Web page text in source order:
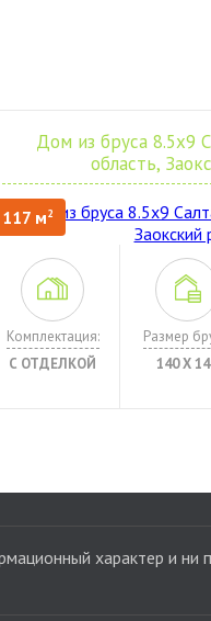
Дом из бруса 8.5х9
область,
117 м2
Комплектация:
С ОТДЕЛКОЙ
Размер
140 Х
характер и ни